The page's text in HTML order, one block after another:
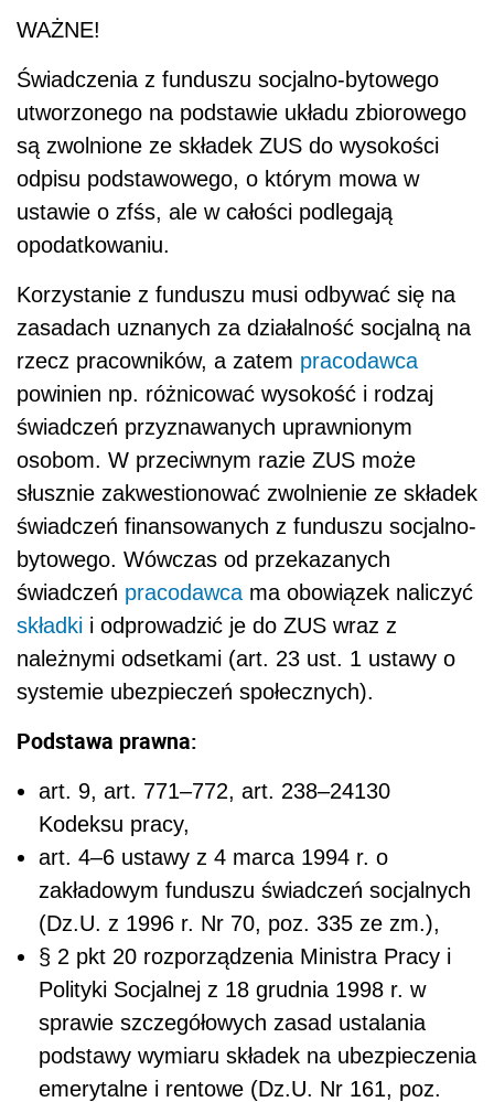
WAŻNE!
Świadczenia z funduszu socjalno-bytowego
utworzonego na podstawie układu zbiorowego
są zwolnione ze składek ZUS do wysokości
odpisu podstawowego, o którym mowa w
ustawie o zfśs, ale w całości podlegają
opodatkowaniu.
Korzystanie z funduszu musi odbywać się na
zasadach uznanych za działalność socjalną na
rzecz pracowników, a zatem pracodawca
powinien np. różnicować wysokość i rodzaj
świadczeń przyznawanych uprawnionym
osobom. W przeciwnym razie ZUS może
słusznie zakwestionować zwolnienie ze składek
świadczeń finansowanych z funduszu socjalno-
bytowego. Wówczas od przekazanych
świadczeń pracodawca ma obowiązek naliczyć
składki i odprowadzić je do ZUS wraz z
należnymi odsetkami (art. 23 ust. 1 ustawy o
systemie ubezpieczeń społecznych).
Podstawa prawna:
art. 9, art. 771–772, art. 238–24130
Kodeksu pracy,
art. 4–6 ustawy z 4 marca 1994 r. o
zakładowym funduszu świadczeń socjalnych
(Dz.U. z 1996 r. Nr 70, poz. 335 ze zm.),
§ 2 pkt 20 rozporządzenia Ministra Pracy i
Polityki Socjalnej z 18 grudnia 1998 r. w
sprawie szczegółowych zasad ustalania
podstawy wymiaru składek na ubezpieczenia
emerytalne i rentowe (Dz.U. Nr 161, poz.